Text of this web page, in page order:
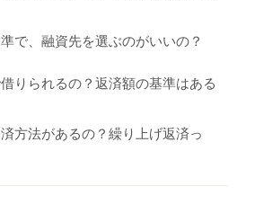
で、融資先を選ぶのがいいの？
りられるの？返済額の基準はある
方法があるの？繰り上げ返済っ